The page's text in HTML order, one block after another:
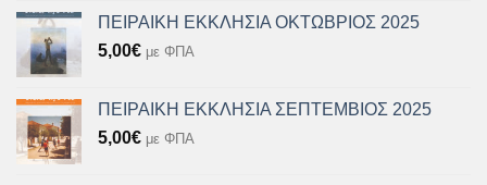
ΠΕΙΡΑΙΚΗ ΕΚΚΛΗΣΙΑ ΟΚΤΩΒΡΙΟΣ 2025
5,00€ με ΦΠΑ
ΠΕΙΡΑΙΚΗ ΕΚΚΛΗΣΙΑ ΣΕΠΤΕΜΒΙΟΣ 2025
5,00€ με ΦΠΑ